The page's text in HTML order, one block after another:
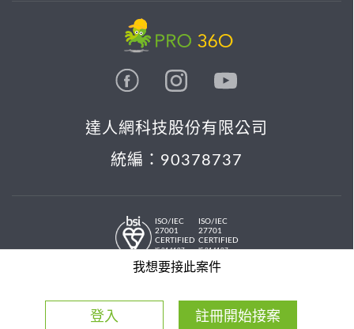
我想要接此案件
登入 註冊開始接案
達人網科技股份有限公司
統編：90378737
ISO/IEC
27001
CERTIFIED
IS 814197
ISO/IEC
27701
CERTIFIED
IS 814197
© 2026 PRO36O. All rights reserved.